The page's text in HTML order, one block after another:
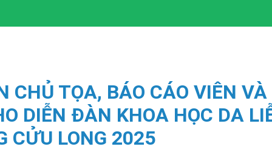
CHỦ TỌA, BÁO CÁO VIÊN
DIỄN ĐÀN KHOA HỌC DA
CỬU LONG 2025